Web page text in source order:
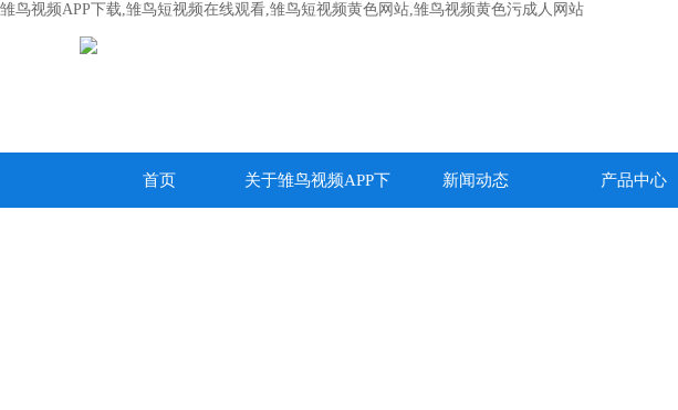
雏鸟视频APP下载,雏鸟短视频在线观看,雏鸟短视频黄色网站,雏鸟视频黄色污成人网站
首页 关于雏鸟视频APP下 新闻动态 产品中心